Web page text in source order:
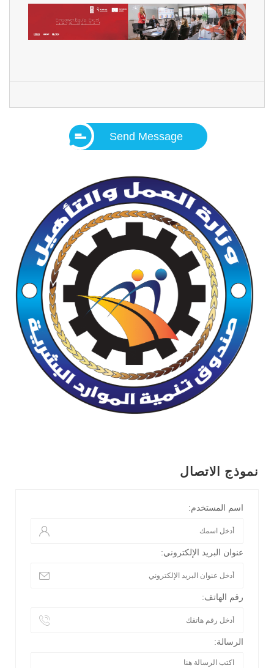
Send Message
نموذج الاتصال
اسم المستخدم:
عنوان البريد الإلكتروني:
رقم الهاتف:
الرسالة: